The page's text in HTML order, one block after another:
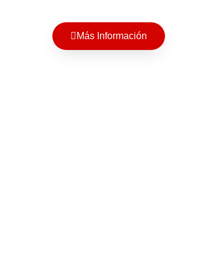
Más Información